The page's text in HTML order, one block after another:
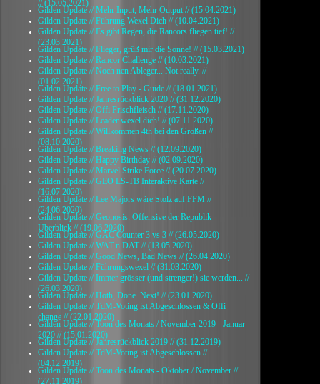
// (15.05.2021)
Gilden Update // Mehr Input, Mehr Output // (15.04.2021)
Gilden Update // Führung Wexel Dich // (10.04.2021)
Gilden Update // Es gibt Regen, die Rancors fliegen tief! //
(23.03.2021)
Gilden Update // Flieger, grüß mir die Sonne! // (15.03.2021)
Gilden Update // Rancor Challenge // (10.03.2021)
Gilden Update // Noch nen Ableger... Not really. //
(01.02.2021)
Gilden Update // Free to Play - Guide // (18.01.2021)
Gilden Update // Jahresrückblick 2020 // (31.12.2020)
Gilden Update // Offi Frischfleisch // (17.11.2020)
Gilden Update // Leader wexel dich! // (07.11.2020)
Gilden Update // Willkommen 4th bei den Großen //
(08.10.2020)
Gilden Update // Breaking News // (12.09.2020)
Gilden Update // Happy Birthday // (02.09.2020)
Gilden Update // Marvel Strike Force // (20.07.2020)
Gilden Update // GEO LS-TB Interaktive Karte //
(16.07.2020)
Gilden Update // Lee Majors wäre Stolz auf FFM //
(24.06.2020)
Gilden Update // Geonosis: Offensive der Republik -
Überblick // (19.06.2020)
Gilden Update // GAC Counter 3 vs 3 // (26.05.2020)
Gilden Update // WAT n DAT // (13.05.2020)
Gilden Update // Good News, Bad News // (26.04.2020)
Gilden Update // Führungswexel // (31.03.2020)
Gilden Update // Immer grösser (und strenger!) sie werden... //
(26.03.2020)
Gilden Update // Hoth, Done. Next! // (23.01.2020)
Gilden Update // TdM-Voting ist Abgeschlossen & Offi
change // (22.01.2020)
Gilden Update // Toon des Monats / November 2019 - Januar
2020 // (15.01.2020)
Gilden Update // Jahresrückblick 2019 // (31.12.2019)
Gilden Update // TdM-Voting ist Abgeschlossen //
(04.12.2019)
Gilden Update // Toon des Monats - Oktober / November //
(27.11.2019)